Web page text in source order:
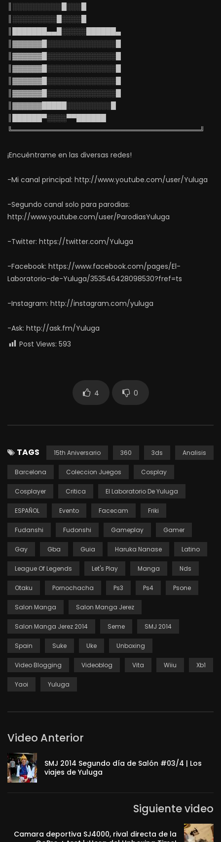
║░░░░░░░░░░█░░░█
║░░░░░░░░░█░░░░█
║███████▄▄█░░░░░██████▄
║▓▓▓▓▓▓█░░░░░░░░░░░░░░█
║▓▓▓▓▓▓█░░░░░░░░░░░░░░█
║▓▓▓▓▓▓█░░░░░░░░░░░░░░█
║▓▓▓▓▓▓█░░░░░░░░░░░░░░█
║▓▓▓▓▓▓█░░░░░░░░░░░░░░█
║▓▓▓▓▓▓█████░░░░░░░░░█
║██████▀░░░░▀▀██████
╚══════════════════════════════════════╝
¡Encuéntrame en las diversas redes!
-Mi canal principal: http://www.youtube.com/user/Yuluga
-Segundo canal solo para parodias:
http://www.youtube.com/user/ParodiasYuluga
-Twitter: https://twitter.com/Yuluga
-Facebook: https://www.facebook.com/pages/El-
Laboratorio-de-Yuluga/353546428098530?fref=ts
-Instagram: http://instagram.com/yuluga
-Ask: http://ask.fm/Yuluga
Post Views: 593
4 0
TAGS 15th Aniversario 360 3ds Analisis
Barcelona Coleccion Juegos Cosplay
Cosplayer Critica El Laboratorio De Yuluga
ESPAÑOL Evento Facecam Friki
Fudanshi Fudonshi Gameplay Gamer
Gay Gba Guia Haruka Nanase Latino
League Of Legends Let's Play Manga Nds
Otaku Pornochacha Ps3 Ps4 Psone
Salon Manga Salon Manga Jerez
Salon Manga Jerez 2014 Seme SMJ 2014
Spain Suke Uke Unboxing
Video Blogging Videoblog Vita Wiiu Xb1
Yaoi Yuluga
Video Anterior
SMJ 2014 Segundo día de Salón #03/4 | Los
viajes de Yuluga
Siguiente video
Camara deportiva SJ4000, rival directa de la